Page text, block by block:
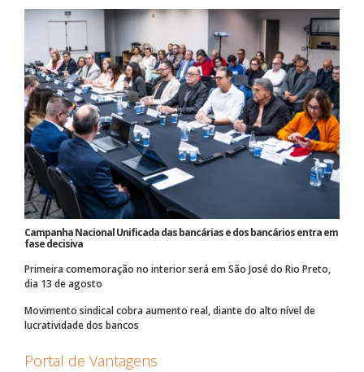
Campanha Nacional Unificada das bancárias e dos bancários entra em
fase decisiva
Primeira comemoração no interior será em São José do Rio Preto,
dia 13 de agosto
Movimento sindical cobra aumento real, diante do alto nível de
lucratividade dos bancos
Portal de Vantagens